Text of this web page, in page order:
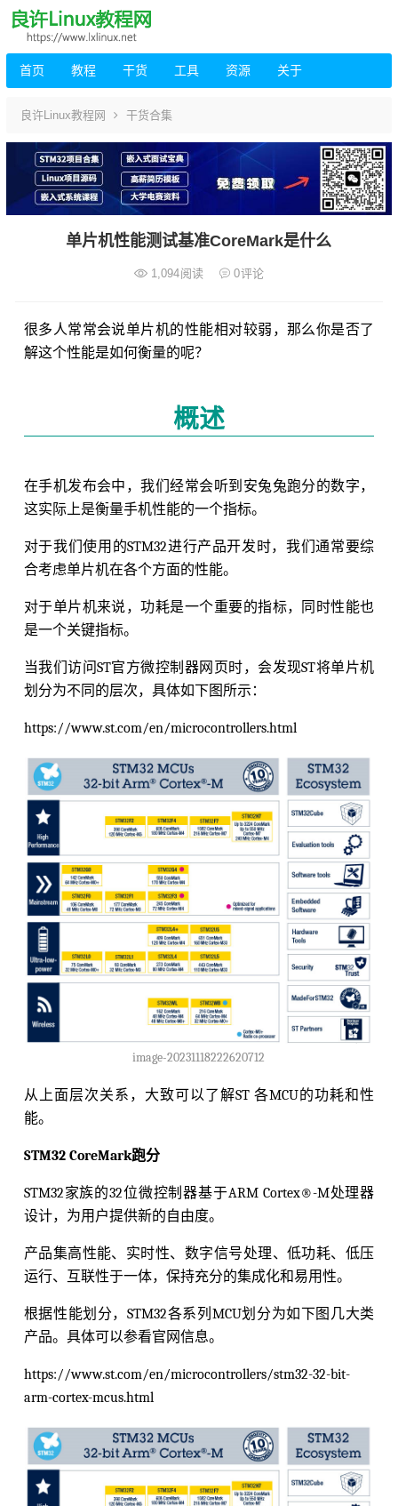
首页 教程 干货 工具 资源 关于
良许Linux教程网 干货合集
单片机性能测试基准CoreMark是什么
1,094阅读 0评论
很多人常常会说单片机的性能相对较弱，那么你是否了
解这个性能是如何衡量的呢？
概述
在手机发布会中，我们经常会听到安兔兔跑分的数字，
这实际上是衡量手机性能的一个指标。
对于我们使用的STM32进行产品开发时，我们通常要综
合考虑单片机在各个方面的性能。
对于单片机来说，功耗是一个重要的指标，同时性能也
是一个关键指标。
当我们访问ST官方微控制器网页时，会发现ST将单片机
划分为不同的层次，具体如下图所示：
https://www.st.com/en/microcontrollers.html
image-20231118222620712
从上面层次关系，大致可以了解ST 各MCU的功耗和性
能。
STM32 CoreMark跑分
STM32家族的32位微控制器基于ARM Cortex®-M处理器
设计，为用户提供新的自由度。
产品集高性能、实时性、数字信号处理、低功耗、低压
运行、互联性于一体，保持充分的集成化和易用性。
根据性能划分，STM32各系列MCU划分为如下图几大类
产品。具体可以参看官网信息。
https://www.st.com/en/microcontrollers/stm32-32-bit-
arm-cortex-mcus.html